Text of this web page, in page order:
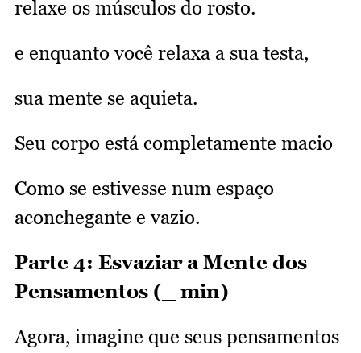
relaxe os músculos do rosto.
e enquanto você relaxa a sua testa,
sua mente se aquieta.
Seu corpo está completamente macio
Como se estivesse num espaço
aconchegante e vazio.
Parte 4: Esvaziar a Mente dos
Pensamentos (_ min)
Agora, imagine que seus pensamentos